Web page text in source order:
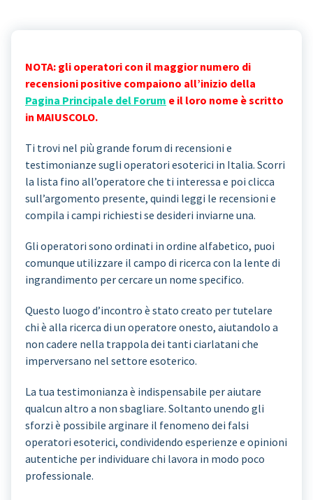
NOTA: gli operatori con il maggior numero di
recensioni positive compaiono all’inizio della
Pagina Principale del Forum e il loro nome è scritto
in MAIUSCOLO.
Ti trovi nel più grande forum di recensioni e
testimonianze sugli operatori esoterici in Italia. Scorri
la lista fino all’operatore che ti interessa e poi clicca
sull’argomento presente, quindi leggi le recensioni e
compila i campi richiesti se desideri inviarne una.
Gli operatori sono ordinati in ordine alfabetico, puoi
comunque utilizzare il campo di ricerca con la lente di
ingrandimento per cercare un nome specifico.
Questo luogo d’incontro è stato creato per tutelare
chi è alla ricerca di un operatore onesto, aiutandolo a
non cadere nella trappola dei tanti ciarlatani che
imperversano nel settore esoterico.
La tua testimonianza è indispensabile per aiutare
qualcun altro a non sbagliare. Soltanto unendo gli
sforzi è possibile arginare il fenomeno dei falsi
operatori esoterici, condividendo esperienze e opinioni
autentiche per individuare chi lavora in modo poco
professionale.